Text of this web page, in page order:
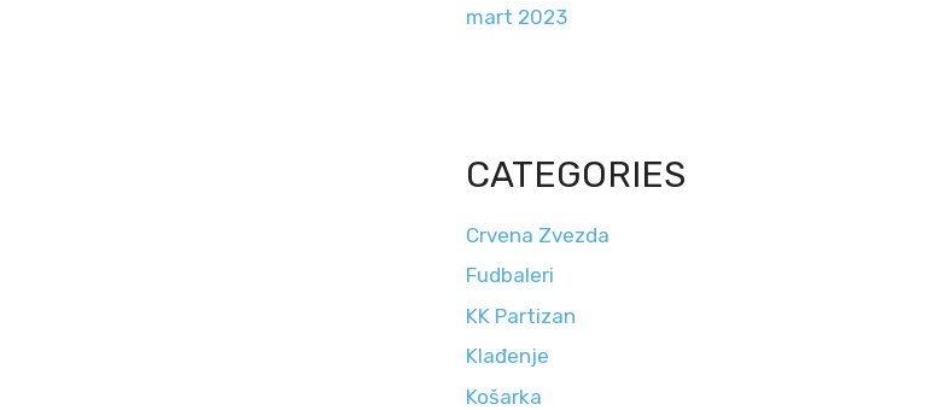
mart 2023
CATEGORIES
Crvena Zvezda
Fudbaleri
KK Partizan
Klađenje
Košarka